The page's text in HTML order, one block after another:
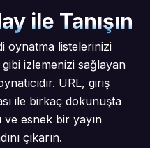
ile Tanışın
oynatma listelerinizi
izlemenizi sağlayan
URL, giriş
ile birkaç dokunuşta
ve esnek bir yayın
çıkarın.